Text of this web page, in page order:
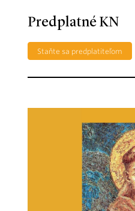
Predplatné KN
Staňte sa predplatiteľom